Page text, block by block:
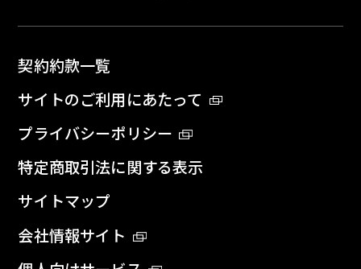
契約約款一覧
サイトのご利用にあたって
プライバシーポリシー
特定商取引法に関する表示
サイトマップ
会社情報サイト